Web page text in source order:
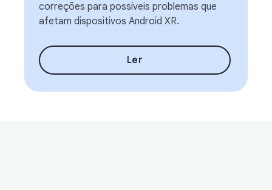
correções para possíveis problemas que
afetam dispositivos Android XR.
Ler